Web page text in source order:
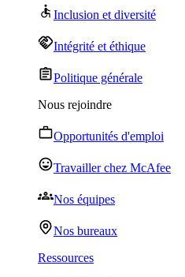
Inclusion et diversité
Intégrité et éthique
Politique générale
Nous rejoindre
Opportunités d'emploi
Travailler chez McAfee
Nos équipes
Nos bureaux
Ressources